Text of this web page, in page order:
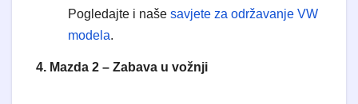
Pogledajte i naše savjete za održavanje VW
modela.
4. Mazda 2 – Zabava u vožnji